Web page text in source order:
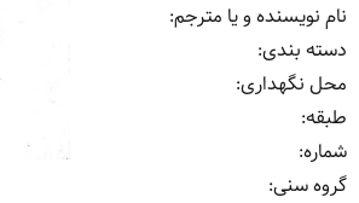
نام نویسنده و یا مترجم:
دسته بندی:
محل نگهداری:
طبقه:
شماره:
گروه سنی: